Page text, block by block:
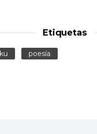
Etiquetas
poesía